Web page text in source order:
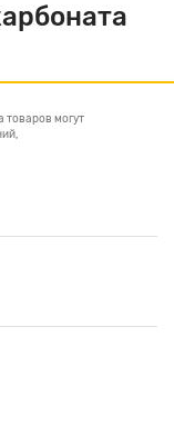
товаров могут